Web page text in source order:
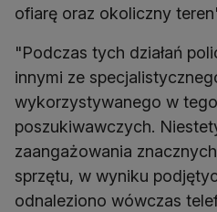
ofiarę oraz okoliczny
"Podczas tych działań
innymi ze
wykorzystywanego w
poszukiwawczych.
zaangażowania
sprzętu, w wyniku
odnaleziono wówczas